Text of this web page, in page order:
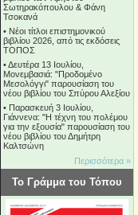
Σωτηρακόπουλου & Φάνη
Τσοκανά
• Νέοι τίτλοι επιστημονικού
βιβλίου 2026, από τις εκδόσεις
ΤΟΠΟΣ
•Δευτέρα 13 Ιουλίου,
Μονεμβασιά: "Προδομένο
Μεσολόγγι" παρουσίαση του
νέου βιβλίου του Σπύρου Αλεξίου
• Παρασκευή 3 Ιουλίου,
Γιάννενα: "Η τέχνη του πολέμου
για την εξουσία" παρουσίαση του
νέου βιβλίου του Δημήτρη
Καλτσώνη
Περισσότερα »
Το Γράμμα του Τόπου